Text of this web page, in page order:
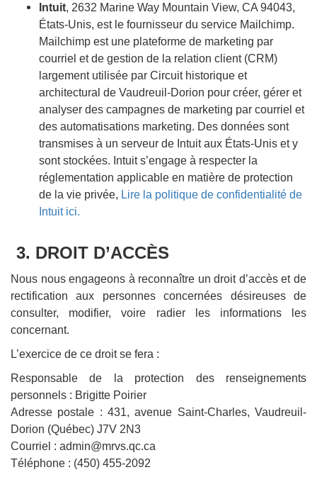
Intuit, 2632 Marine Way Mountain View, CA 94043,
États-Unis, est le fournisseur du service Mailchimp.
Mailchimp est une plateforme de marketing par
courriel et de gestion de la relation client (CRM)
largement utilisée par Circuit historique et
architectural de Vaudreuil-Dorion pour créer, gérer et
analyser des campagnes de marketing par courriel et
des automatisations marketing. Des données sont
transmises à un serveur de Intuit aux États-Unis et y
sont stockées. Intuit s’engage à respecter la
réglementation applicable en matière de protection
de la vie privée, Lire la politique de confidentialité de
Intuit ici.
3. DROIT D’ACCÈS
Nous nous engageons à reconnaître un droit d’accès et de
rectification aux personnes concernées désireuses de
consulter, modifier, voire radier les informations les
concernant.
L’exercice de ce droit se fera :
Responsable de la protection des renseignements
personnels : Brigitte Poirier
Adresse postale : 431, avenue Saint-Charles, Vaudreuil-
Dorion (Québec) J7V 2N3
Courriel : admin@mrvs.qc.ca
Téléphone : (450) 455-2092